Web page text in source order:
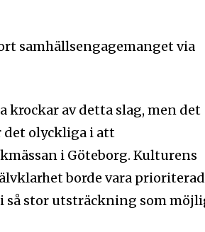
samhällsengagemanget via
av detta slag, men det
det olyckliga i att
i Göteborg. Kulturens
borde vara prioriterad
så stor utsträckning som